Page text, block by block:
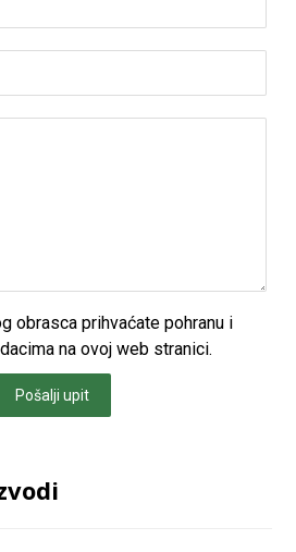
obrasca prihvaćate pohranu i
na ovoj web stranici.
Pošalji upit